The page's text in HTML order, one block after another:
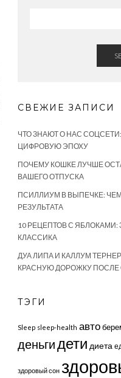
СВЕЖИЕ ЗАПИСИ
ЧТО ЗНАЮТ О НАС
ЦИФРОВУЮ ЭПОХУ
ПОЧЕМУ КОШКЕ ЛУЧШЕ
ВАШЕГО ОТПУСКА
ПСИЛЛИУМ В ВЫПЕЧКЕ:
РЕЗУЛЬТАТА
10 РЕЦЕПТОВ С ЯБЛОКАМИ:
КЛАССИКА
ДУА ЛИПА И КАЛЛУМ
КРАСНУЮ ДОРОЖКУ ПОСЛЕ
ТЭГИ
Sleep sleep-health авто
деньгидети диета
здоровый сон